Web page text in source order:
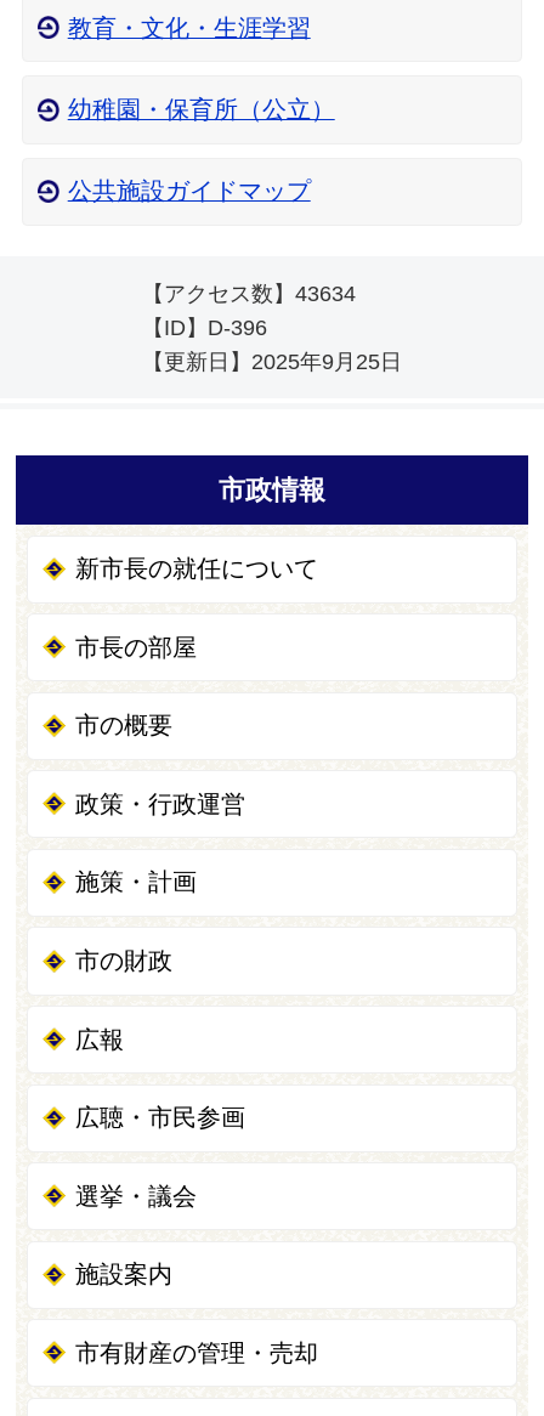
教育・文化・生涯学習
幼稚園・保育所（公立）
公共施設ガイドマップ
【アクセス数】 43634
【ID】 D-396
【更新日】 2025年9月25日
市政情報
新市長の就任について
市長の部屋
市の概要
政策・行政運営
施策・計画
市の財政
広報
広聴・市民参画
選挙・議会
施設案内
市有財産の管理・売却